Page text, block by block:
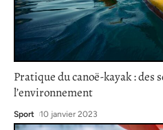
Pratique du canoë-kayak : des
l’environnement
Sport 10 janvier 2023